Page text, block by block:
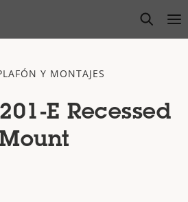
open
Y MONTAJES
E Recessed